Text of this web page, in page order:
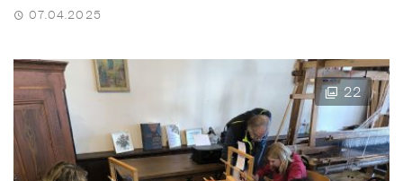
07.04.2025
22